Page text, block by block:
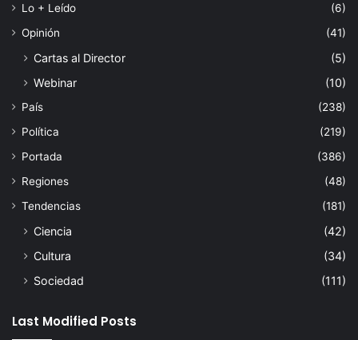
Lo + Leído
(6)
Opinión
(41)
Cartas al Director
(5)
Webinar
(10)
País
(238)
Política
(219)
Portada
(386)
Regiones
(48)
Tendencias
(181)
Ciencia
(42)
Cultura
(34)
Sociedad
(111)
Last Modified Posts